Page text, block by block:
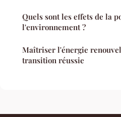
Quels sont les effets de la
l'environnement ?
Maîtriser l'énergie
transition réussie